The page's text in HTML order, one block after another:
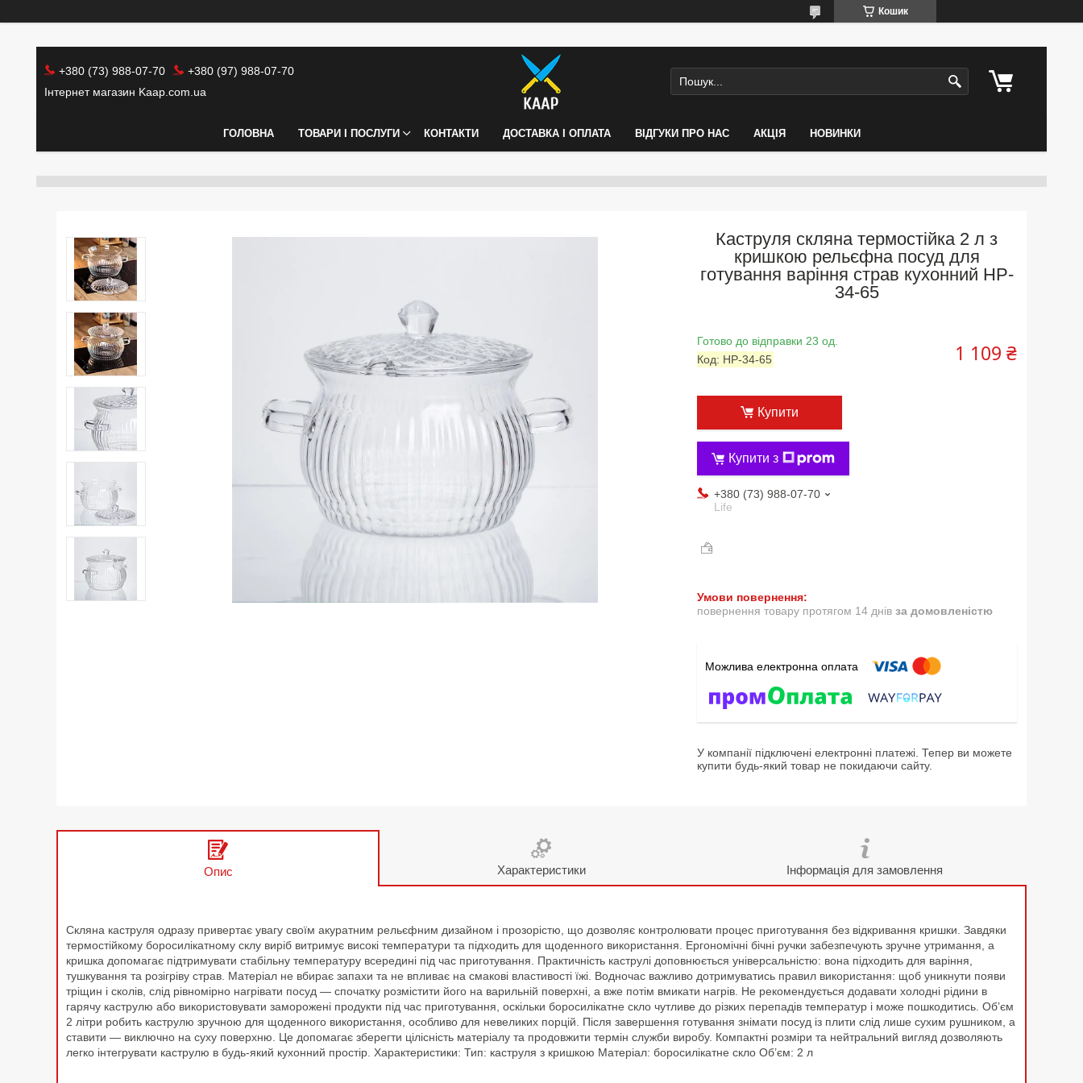
Кошик
+380 (73) 988-07-70
+380 (97) 988-07-70
Інтернет магазин Kaap.com.ua
ГОЛОВНА ТОВАРИ І ПОСЛУГИ КОНТАКТИ ДОСТАВКА І ОПЛАТА ВІДГУКИ ПРО НАС АКЦІЯ НОВИНКИ
Каструля скляна термостійка 2 л з
кришкою рельєфна посуд для
готування варіння страв кухонний HP-
34-65
Готово до відправки 23 од.
Код: HP-34-65 1 109 ₴
Купити
Купити з
+380 (73) 988-07-70
Life
повернення товару протягом 14 днів за домовленістю
У компанії підключені електронні платежі. Тепер ви можете
купити будь-який товар не покидаючи сайту.
Опис Характеристики Інформація для замовлення
Cкляна каструля одразу привертає увагу своїм акуратним рельєфним дизайном і прозорістю, що дозволяє контролювати процес приготування без відкривання кришки. Завдяки
термостійкому боросилікатному склу виріб витримує високі температури та підходить для щоденного використання. Ергономічні бічні ручки забезпечують зручне утримання, а
кришка допомагає підтримувати стабільну температуру всередині під час приготування. Практичність каструлі доповнюється універсальністю: вона підходить для варіння,
тушкування та розігріву страв. Матеріал не вбирає запахи та не впливає на смакові властивості їжі. Водночас важливо дотримуватись правил використання: щоб уникнути появи
тріщин і сколів, слід рівномірно нагрівати посуд — спочатку розмістити його на варильній поверхні, а вже потім вмикати нагрів. Не рекомендується додавати холодні рідини в
гарячу каструлю або використовувати заморожені продукти під час приготування, оскільки боросилікатне скло чутливе до різких перепадів температур і може пошкодитись. Об’єм
2 літри робить каструлю зручною для щоденного використання, особливо для невеликих порцій. Після завершення готування знімати посуд із плити слід лише сухим рушником, а
ставити — виключно на суху поверхню. Це допомагає зберегти цілісність матеріалу та продовжити термін служби виробу. Компактні розміри та нейтральний вигляд дозволяють
легко інтегрувати каструлю в будь-який кухонний простір. Характеристики: Тип: каструля з кришкою Матеріал: боросилікатне скло Об’єм: 2 л